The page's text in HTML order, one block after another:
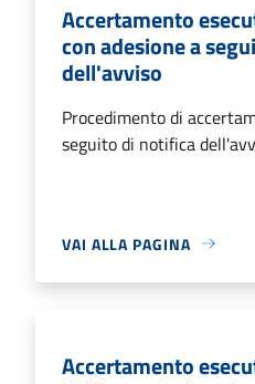
Accertamento
con adesione a
dell'avviso
Procedimento di
seguito di notifica
VAI ALLA PAGINA
Accertamento